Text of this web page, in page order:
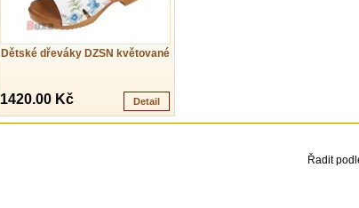
Dětské dřeváky DZSN květované
1420.00 Kč Detail
Řadit